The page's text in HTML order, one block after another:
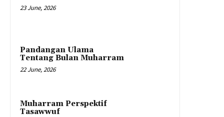
23 June, 2026
Pandangan Ulama
Tentang Bulan Muharram
22 June, 2026
Muharram Perspektif
Tasawwuf